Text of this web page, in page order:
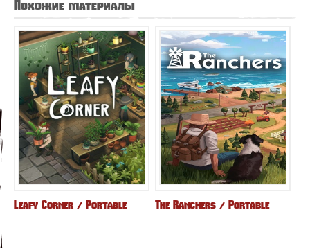
Похожие материалы
Leafy Corner / Portable The Ranchers / Portable